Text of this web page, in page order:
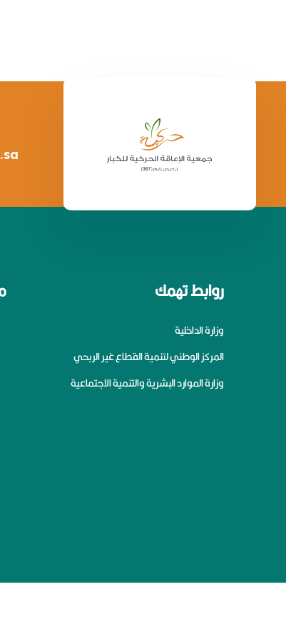
روابط تهمك
وزارة الداخلية
المركز الوطني لتنمية القطاع غير الربحي
وزارة الموارد البشرية والتنمية الاجتماعية